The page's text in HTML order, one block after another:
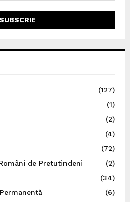
(127)
(1)
(2)
(4)
(72)
de Pretutindeni
(2)
(34)
(6)